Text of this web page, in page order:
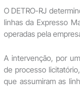
O DETRO-RJ
linhas da Expresso
operadas pela
A intervenção, por
de processo
que assumiram as